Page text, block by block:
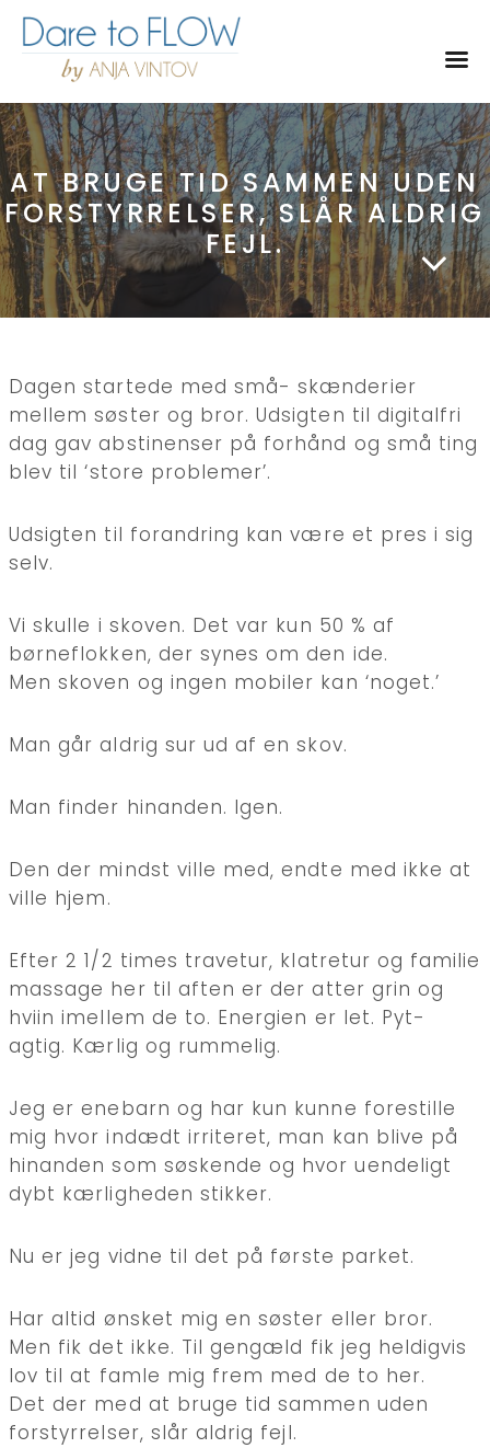
AT BRUGE TID SAMMEN UDEN
FORSTYRRELSER, SLÅR ALDRIG
FEJL.
Dagen startede med små- skænderier
mellem søster og bror. Udsigten til digitalfri
dag gav abstinenser på forhånd og små ting
blev til ‘store problemer’.
Udsigten til forandring kan være et pres i sig
selv.
Vi skulle i skoven. Det var kun 50 % af
børneflokken, der synes om den ide.
Men skoven og ingen mobiler kan ‘noget.’
Man går aldrig sur ud af en skov.
Man finder hinanden. Igen.
Den der mindst ville med, endte med ikke at
ville hjem.
Efter 2 1/2 times travetur, klatretur og familie
massage her til aften er der atter grin og
hviin imellem de to. Energien er let. Pyt-
agtig. Kærlig og rummelig.
Jeg er enebarn og har kun kunne forestille
mig hvor indædt irriteret, man kan blive på
hinanden som søskende og hvor uendeligt
dybt kærligheden stikker.
Nu er jeg vidne til det på første parket.
Har altid ønsket mig en søster eller bror.
Men fik det ikke. Til gengæld fik jeg heldigvis
lov til at famle mig frem med de to her.
Det der med at bruge tid sammen uden
forstyrrelser, slår aldrig fejl.